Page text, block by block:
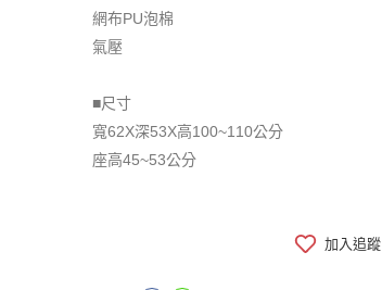
網布PU泡棉
氣壓
■尺寸
寬62X深53X高100~110公分
座高45~53公分
加入追蹤